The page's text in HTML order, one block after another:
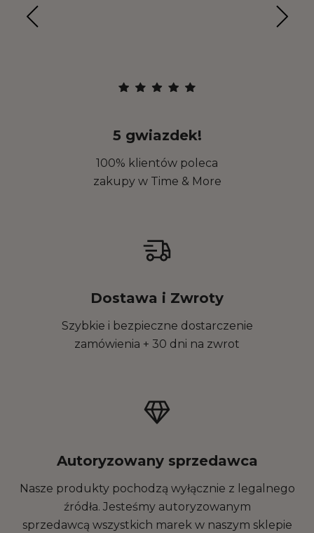
5 gwiazdek!
100% klientów poleca
zakupy w Time & More
Dostawa i Zwroty
Szybkie i bezpieczne dostarczenie
zamówienia + 30 dni na zwrot
Autoryzowany sprzedawca
Nasze produkty pochodzą wyłącznie z legalnego
źródła. Jesteśmy autoryzowanym
sprzedawcą wszystkich marek w naszym sklepie